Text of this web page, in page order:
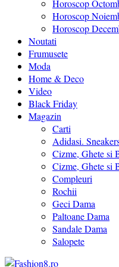
Horoscop
Horoscop
Horoscop
Noutati
Frumusete
Moda
Home & Deco
Video
Black Friday
Magazin
Carti
Adidasi.
Cizme, Ghete si
Cizme, Ghete si
Compleuri
Rochii
Geci Dama
Paltoane Dama
Sandale Dama
Salopete